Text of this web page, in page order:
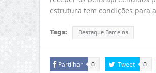
estrutura tem condições para
Tags: Destaque Barcelos
Partilhar 0 Tweet 0